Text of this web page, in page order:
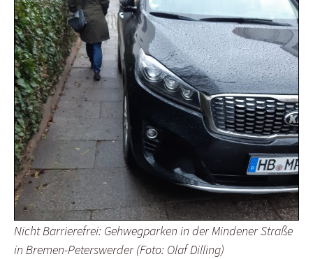
Nicht Barrierefrei: Gehwegparken in der Mindener Straße
in Bremen-Peterswerder (Foto: Olaf Dilling)